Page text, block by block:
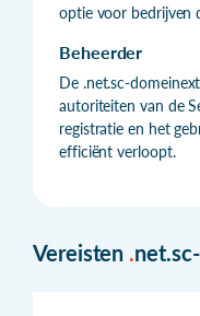
optie voor bedrijven
Beheerder
De .net.sc-
autoriteiten van de
registratie en het
efficiënt verloopt.
Vereisten .